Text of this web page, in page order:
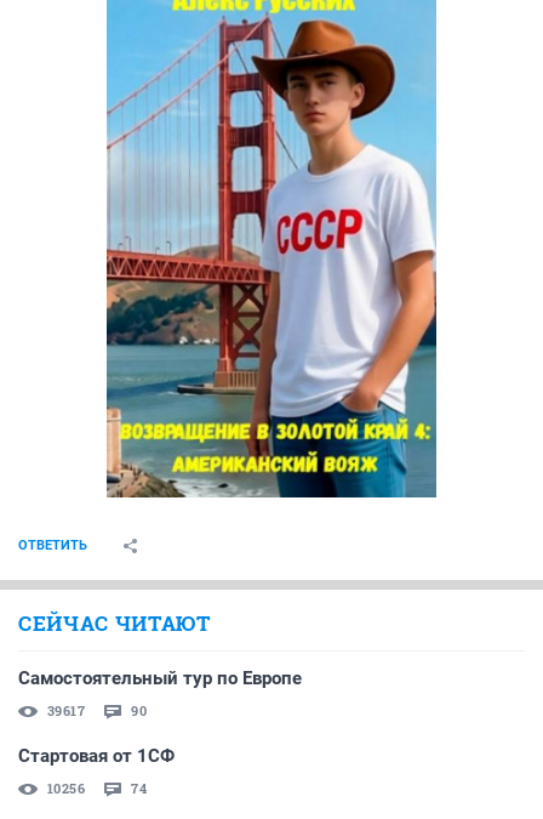
ОТВЕТИТЬ
СЕЙЧАС ЧИТАЮТ
Самостоятельный тур по Европе
39617 90
Стартовая от 1СФ
10256 74